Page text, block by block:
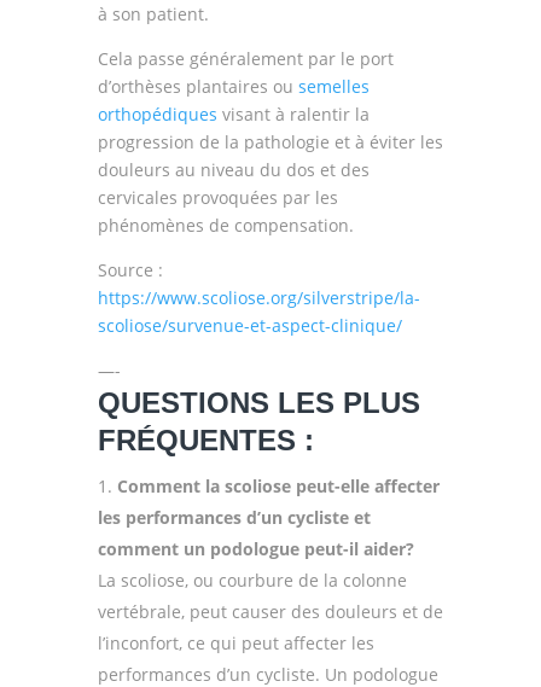
à son patient.
Cela passe généralement par le port
d’orthèses plantaires ou semelles
orthopédiques visant à ralentir la
progression de la pathologie et à éviter les
douleurs au niveau du dos et des
cervicales provoquées par les
phénomènes de compensation.
Source :
https://www.scoliose.org/silverstripe/la-
scoliose/survenue-et-aspect-clinique/
—-
QUESTIONS LES PLUS
FRÉQUENTES :
Comment la scoliose peut-elle affecter
les performances d’un cycliste et
comment un podologue peut-il aider?
La scoliose, ou courbure de la colonne
vertébrale, peut causer des douleurs et de
l’inconfort, ce qui peut affecter les
performances d’un cycliste. Un podologue